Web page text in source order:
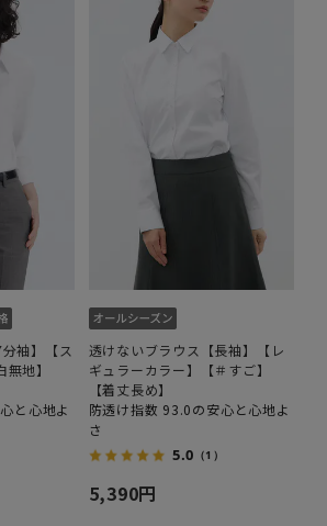
袖】【ス
地】
と心地よ
透けないブラウス【長袖】【レ
ギュラーカラー】【＃すご】
【着丈長め】
防透け指数 93.0の安心と心地よ
さ
5.0 （1）
5,390円